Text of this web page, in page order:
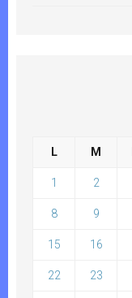
L M
1 2
8 9
15 16
22 23